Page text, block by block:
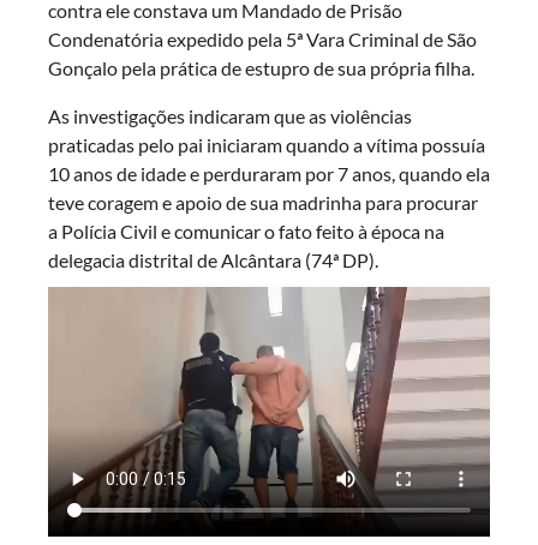
contra ele constava um Mandado de Prisão
Condenatória expedido pela 5ª Vara Criminal de São
Gonçalo pela prática de estupro de sua própria filha.
As investigações indicaram que as violências
praticadas pelo pai iniciaram quando a vítima possuía
10 anos de idade e perduraram por 7 anos, quando ela
teve coragem e apoio de sua madrinha para procurar
a Polícia Civil e comunicar o fato feito à época na
delegacia distrital de Alcântara (74ª DP).